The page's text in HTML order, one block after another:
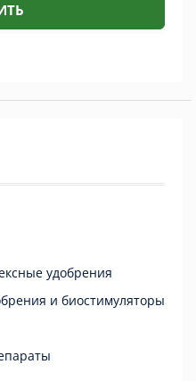
удобрения
и биостимуляторы